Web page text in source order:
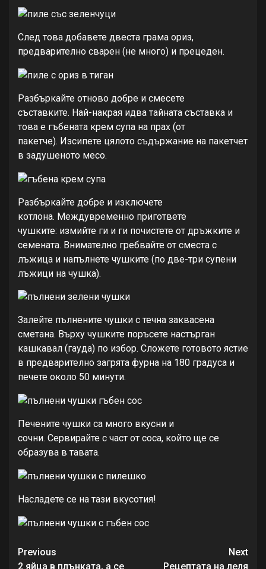
След това добавете двеста грама ориз,
предварително сварен (не много) и прецеден.
Разбъркайте отново добре и смесете
съставките. Най-накрая идва тайната съставка и
това е гъбената крем супа на прах (от
пакетче). Изсипете цялото съдържание на пакетчет
в задушеното месо.
Разбъркайте добре и изключете
котлона. Междувременно пригответе
чушките: измийте ги и ги почистете от дръжките и
семената. Внимателно гребвайте от сместа с
лъжица и напълнете чушките (по две-три супени
лъжици на чушка).
Залейте пълнените чушки с течна заквасена
сметана. Върху чушките поръсете настърган
кашкавал (гауда) по избор. Сложете готовото ястие
в предварително загрята фурна на 180 градуса и
печете около 50 минути.
Печените чушки са много вкусни и
сочни. Сервирайте с част от соса, който ще се
образува в тавата.
Насладете се на тази вкусотия!
Continue
Previous
2 яйца в плънката, а се
Next
Рецептата на леля